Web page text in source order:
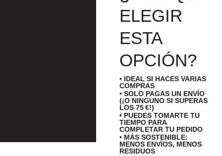
ELEGIR
ESTA
OPCIÓN?
• IDEAL SI HACES VARIAS
COMPRAS
• SOLO PAGAS UN ENVÍO
(¡O NINGUNO SI SUPERAS
LOS 75 €!)
• PUEDES TOMARTE TU
TIEMPO PARA
COMPLETAR TU PEDIDO
• MÁS SOSTENIBLE:
MENOS ENVÍOS, MENOS
RESIDUOS